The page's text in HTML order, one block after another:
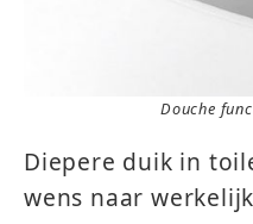
Douche
Diepere duik in
wens naar